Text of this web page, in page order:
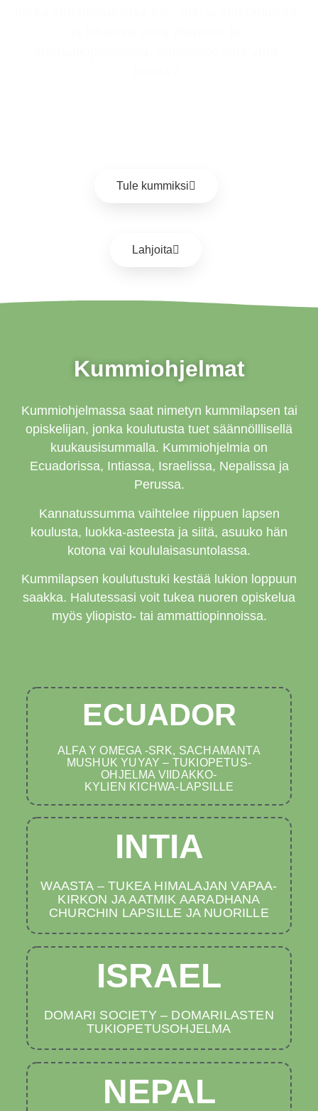
Tule kummiksi
Lahjoita
Kummiohjelmat
Kummiohjelmassa saat nimetyn kummilapsen tai
opiskelijan, jonka koulutusta tuet säännölllisellä
kuukausisummalla. Kummiohjelmia on
Ecuadorissa, Intiassa, Israelissa, Nepalissa ja
Perussa.
Kannatussumma vaihtelee riippuen lapsen
koulusta, luokka-asteesta ja siitä, asuuko hän
kotona vai koululaisasuntolassa.
Kummilapsen koulutustuki kestää lukion loppuun
saakka. Halutessasi voit tukea nuoren opiskelua
myös yliopisto- tai ammattiopinnoissa.
ECUADOR
ALFA Y OMEGA -SRK, SACHAMANTA
MUSHUK YUYAY – TUKIOPETUS-
OHJELMA VIIDAKKO-
KYLIEN KICHWA-LAPSILLE
INTIA
WAASTA – TUKEA HIMALAJAN VAPAA-
KIRKON JA AATMIK AARADHANA
CHURCHIN LAPSILLE JA NUORILLE
ISRAEL
DOMARI SOCIETY – DOMARILASTEN
TUKIOPETUSOHJELMA
NEPAL